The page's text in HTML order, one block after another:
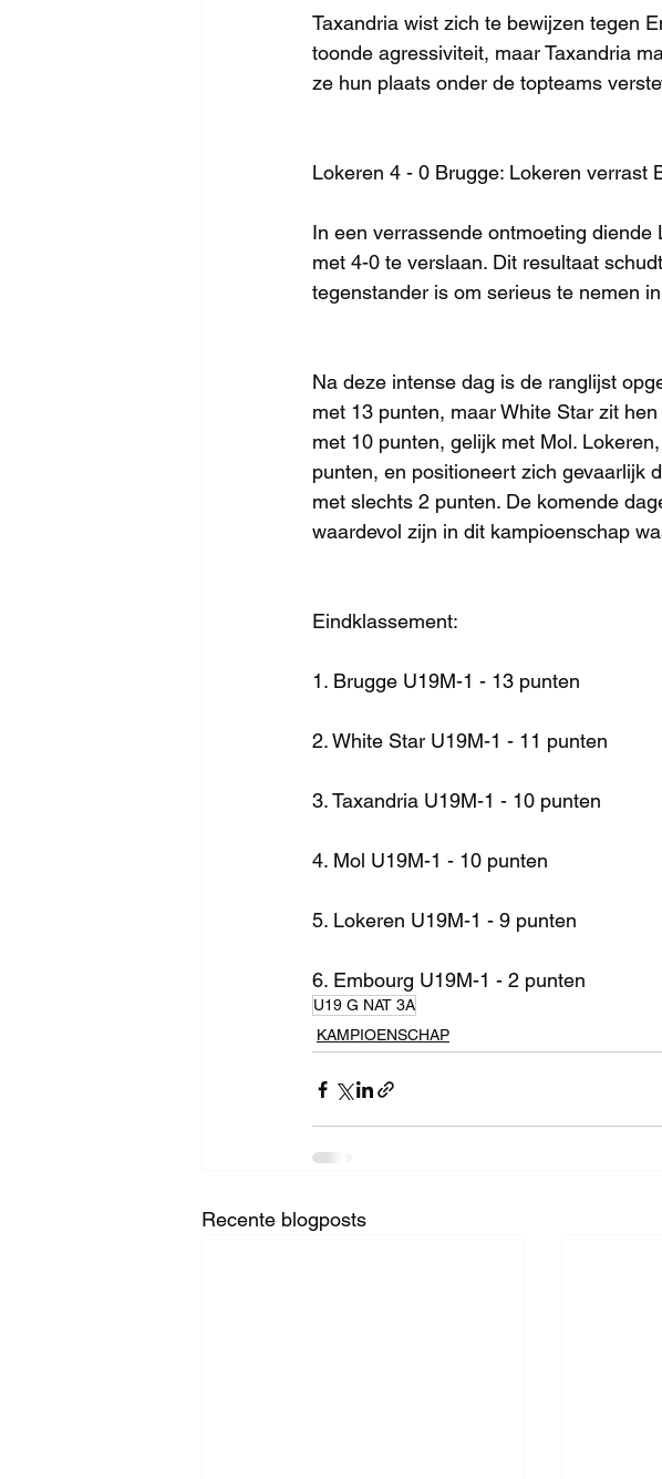
Taxandria wist zich te bewijzen tegen
toonde agressiviteit, maar Taxandria
ze hun plaats onder de topteams
Lokeren 4 - 0 Brugge: Lokeren verrast
In een verrassende ontmoeting
met 4-0 te verslaan. Dit resultaat
tegenstander is om serieus te nemen
Na deze intense dag is de ranglijst
met 13 punten, maar White Star zit
met 10 punten, gelijk met Mol.
punten, en positioneert zich gevaarlijk
met slechts 2 punten. De komende
waardevol zijn in dit kampioenschap
Eindklassement:
1. Brugge U19M-1 - 13 punten
2. White Star U19M-1 - 11 punten
3. Taxandria U19M-1 - 10 punten
4. Mol U19M-1 - 10 punten
5. Lokeren U19M-1 - 9 punten
6. Embourg U19M-1 - 2 punten
U19 G NAT 3A
KAMPIOENSCHAP
Recente blogposts